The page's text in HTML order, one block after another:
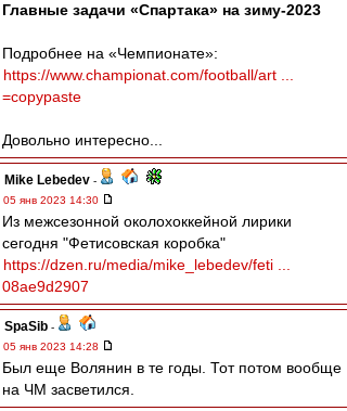
Главные задачи «Спартака» на зиму-2023
Подробнее на «Чемпионате»:
https://www.championat.com/football/art ...
=copypaste
Довольно интересно...
Mike Lebedev -
05 янв 2023 14:30
Из межсезонной околохоккейной лирики
сегодня "Фетисовская коробка"
https://dzen.ru/media/mike_lebedev/feti ...
08ae9d2907
SpaSib -
05 янв 2023 14:28
Был еще Волянин в те годы. Тот потом вообще
на ЧМ засветился.